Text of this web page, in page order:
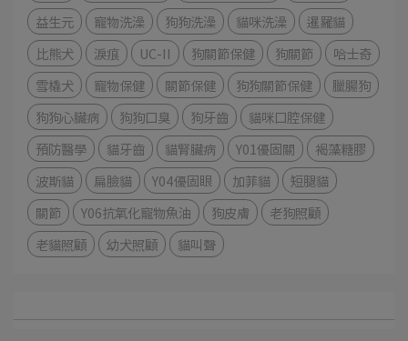
益生元
寵物洗澡 狗狗洗澡 貓咪洗澡
暹羅貓
比熊犬
淚痕 UC-II 狗關節保健 狗關節
哈士奇
雪橇犬
寵物保健 關節保健 狗狗關節保健
臘腸狗
狗狗心臟病
狗狗口臭 狗牙齒
貓咪口腔保健
預防醫學
貓牙齒 貓腎臟病 Y01優固關
褐藻糖膠
波斯貓
扁臉貓 Y04優固眼 加菲貓
短腿貓
關節
Y06抗氧化寵物魚油 狗皮膚
老狗照顧
老貓照顧
幼犬照顧 貓叫聲